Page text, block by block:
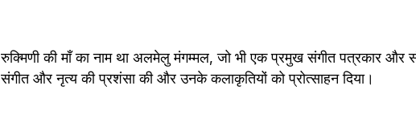
रुक्मिणी की माँ का नाम था अलमेलु मंगम्मल, जो भी एक प्रमुख संगीत पत्रकार और
संगीत और नृत्य की प्रशंसा की और उनके कलाकृतियों को प्रोत्साहन दिया।